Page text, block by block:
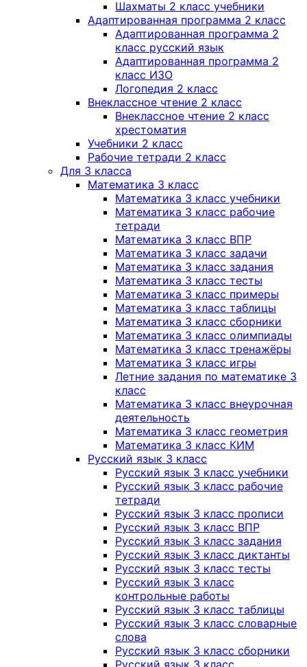
Шахматы 2 класс учебники
Адаптированная программа 2 класс
Адаптированная программа 2
класс русский язык
Адаптированная программа 2
класс ИЗО
Логопедия 2 класс
Внеклассное чтение 2 класс
Внеклассное чтение 2 класс
хрестоматия
Учебники 2 класс
Рабочие тетради 2 класс
Для 3 класса
Математика 3 класс
Математика 3 класс учебники
Математика 3 класс рабочие
тетради
Математика 3 класс ВПР
Математика 3 класс задачи
Математика 3 класс задания
Математика 3 класс тесты
Математика 3 класс примеры
Математика 3 класс таблицы
Математика 3 класс сборники
Математика 3 класс олимпиады
Математика 3 класс тренажёры
Математика 3 класс игры
Летние задания по математике 3
класс
Математика 3 класс внеурочная
деятельность
Математика 3 класс геометрия
Математика 3 класс КИМ
Русский язык 3 класс
Русский язык 3 класс учебники
Русский язык 3 класс рабочие
тетради
Русский язык 3 класс прописи
Русский язык 3 класс ВПР
Русский язык 3 класс задания
Русский язык 3 класс диктанты
Русский язык 3 класс тесты
Русский язык 3 класс
контрольные работы
Русский язык 3 класс таблицы
Русский язык 3 класс словарные
слова
Русский язык 3 класс сборники
Русский язык 3 класс